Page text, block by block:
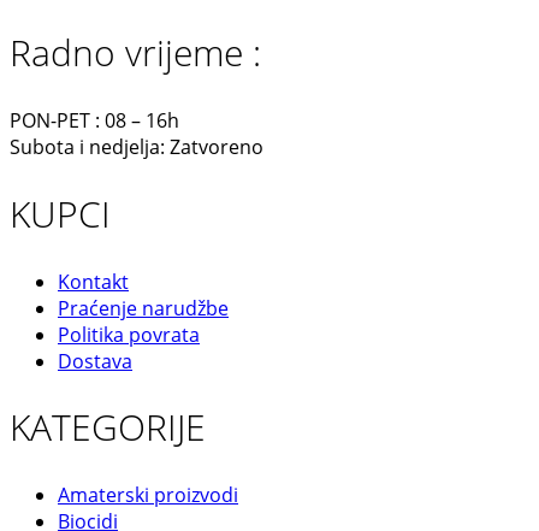
Radno vrijeme :
PON-PET : 08 – 16h
Subota i nedjelja: Zatvoreno
KUPCI
Kontakt
Praćenje narudžbe
Politika povrata
Dostava
KATEGORIJE
Amaterski proizvodi
Biocidi